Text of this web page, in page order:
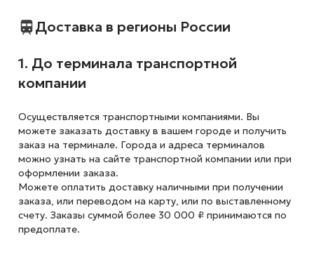
Доставка в регионы России
1. До терминала транспортной
компании
Осуществляется транспортными компаниями. Вы
можете заказать доставку в вашем городе и получить
заказ на терминале. Города и адреса терминалов
можно узнать на сайте транспортной компании или при
оформлении заказа.
Можете оплатить доставку наличными при получении
заказа, или переводом на карту, или по выставленному
счету. Заказы суммой более 30 000 ₽ принимаются по
предоплате.